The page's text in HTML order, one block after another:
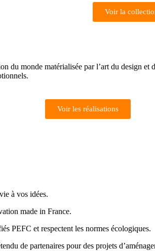
Voir la
du monde matérialisée par l’art du design
Voir les réalisations
à vos idées.
made in France.
PEFC et respectent les normes écologiques.
de partenaires pour des projets